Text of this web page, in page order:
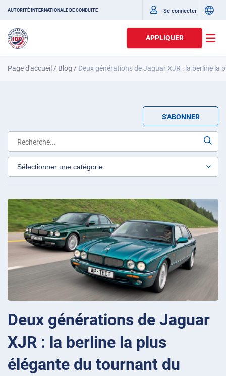
AUTORITÉ INTERNATIONALE DE CONDUITE Se connecter
APPLIQUER
Page d'accueil / Blog / Deux générations de Jaguar XJR : la berline la
S'ABONNER
Deux générations de Jaguar
XJR : la berline la plus
élégante du tournant du